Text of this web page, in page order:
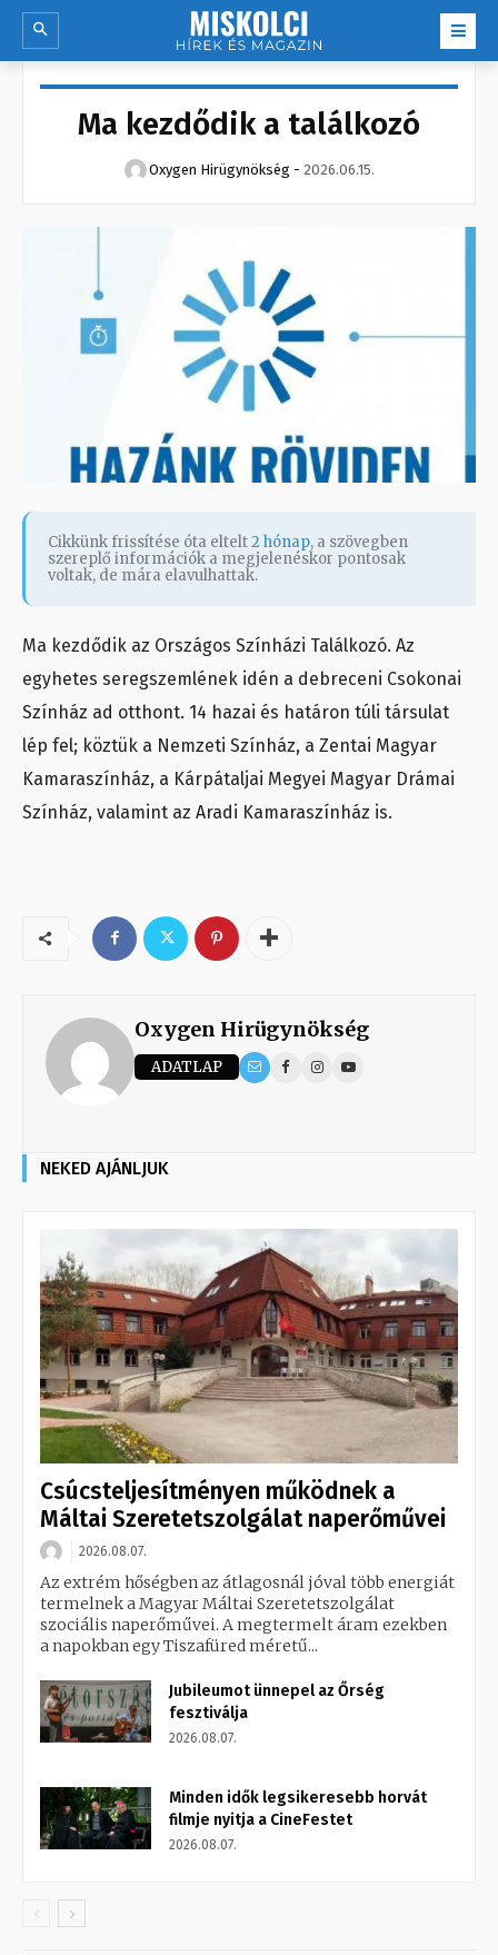
Ma kezdődik a találkozó
Oxygen Hirügynökség - 2026.06.15.
Cikkünk frissítése óta eltelt2 hónap, a szövegben
szereplő információk a megjelenéskor pontosak
voltak, de mára elavulhattak.
Ma kezdődik az Országos Színházi Találkozó. Az
egyhetes seregszemlének idén a debreceni Csokonai
Színház ad otthont. 14 hazai és határon túli társulat
lép fel; köztük a Nemzeti Színház, a Zentai Magyar
Kamaraszínház, a Kárpátaljai Megyei Magyar Drámai
Színház, valamint az Aradi Kamaraszínház is.
Oxygen Hirügynökség
ADATLAP
NEKED AJÁNLJUK
Csúcsteljesítményen működnek a
Máltai Szeretetszolgálat naperőművei
2026.08.07.
Az extrém hőségben az átlagosnál jóval több energiát
termelnek a Magyar Máltai Szeretetszolgálat
szociális naperőművei. A megtermelt áram ezekben
a napokban egy Tiszafüred méretű...
Jubileumot ünnepel az Őrség
fesztiválja
2026.08.07.
Minden idők legsikeresebb horvát
filmje nyitja a CineFestet
2026.08.07.